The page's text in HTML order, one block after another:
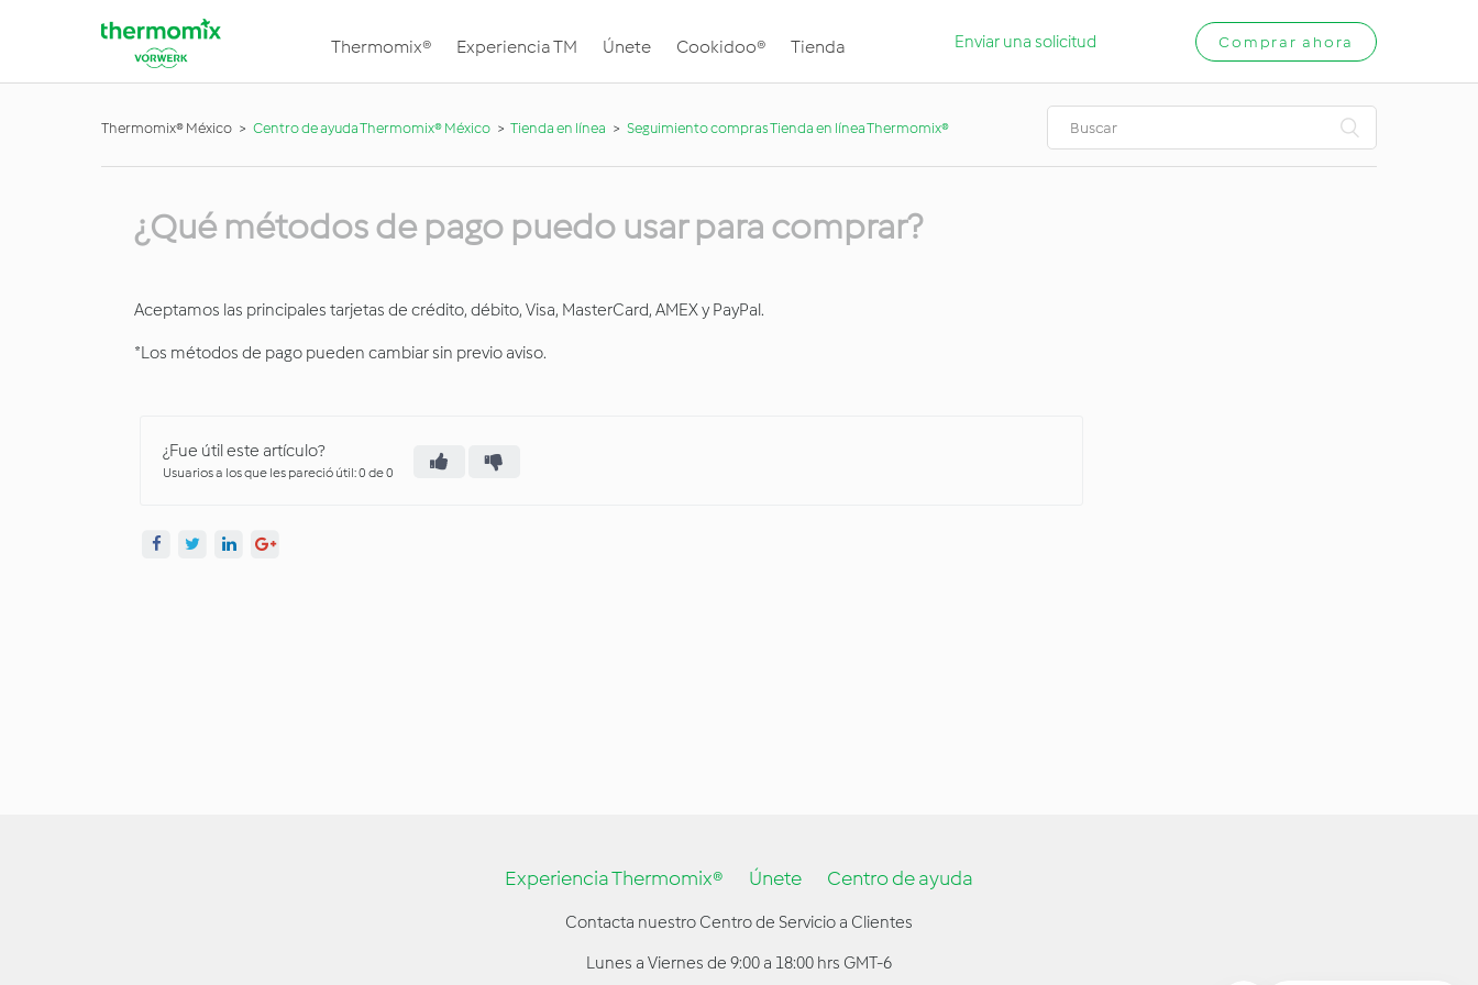
Thermomix® Experiencia TM Únete Cookidoo® Tienda Enviar una solicitud Comprar ahora
Thermomix® México Centro de ayuda Thermomix® México Tienda en línea Seguimiento compras Tienda en línea Thermomix®
¿Qué métodos de pago puedo usar para comprar?
Aceptamos las principales tarjetas de crédito, débito, Visa, MasterCard, AMEX y PayPal.
*Los métodos de pago pueden cambiar sin previo aviso.
¿Fue útil este artículo?
Usuarios a los que les pareció útil: 0 de 0
Experiencia Thermomix® Únete Centro de ayuda
Contacta nuestro Centro de Servicio a Clientes
Lunes a Viernes de 9:00 a 18:00 hrs GMT-6